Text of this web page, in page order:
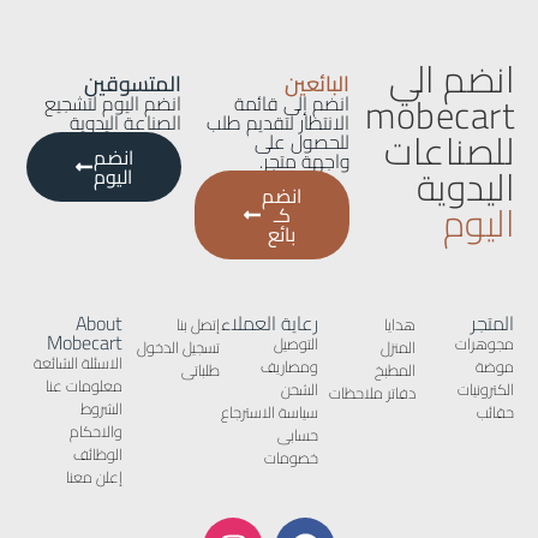
انضم الي
mobecart
للصناعات
اليدوية
اليوم
البائعين
انضم إلى قائمة
الانتظار لتقديم طلب
للحصول على
واجهة متجر.
انضم
كـ
بائع
المتسوقين
انضم اليوم لتشجيع
الصناعة اليدوية
انضم
اليوم
المتجر
مجوهرات
موضة
الكترونيات
حقائب
هدايا
المنزل
المطبخ
دفاتر ملاحظات
رعاية العملاء
التوصيل
ومصاريف
الشحن
سياسة الاسترجاع
حسابى
خصومات
إتصل بنا
تسجيل الدخول
طلباتى
About
Mobecart
الاسئلة الشائعة
معلومات عنا
الشروط
والاحكام
الوظائف
إعلن معنا